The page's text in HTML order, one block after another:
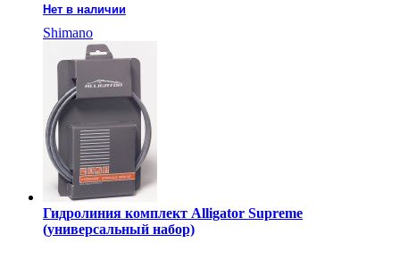
Нет в наличии
Shimano
Гидролиния комплект Alligator Supreme
(универсальный набор)